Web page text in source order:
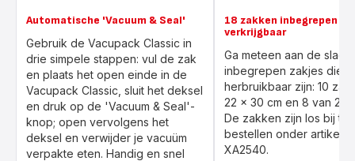
Automatische 'Vacuum & Seal'
Gebruik de Vacupack Classic in
drie simpele stappen: vul de zak
en plaats het open einde in de
Vacupack Classic, sluit het deksel
en druk op de 'Vacuum & Seal'-
knop; open vervolgens het
deksel en verwijder je vacuüm
verpakte eten. Handig en snel
18 zakken inbegrepen en
verkrijgbaar
Ga meteen aan de slag
inbegrepen zakjes die
herbruikbaar zijn: 10
22 x 30 cm en 8 van 28
De zakken zijn los bij te
bestellen onder
XA2540.